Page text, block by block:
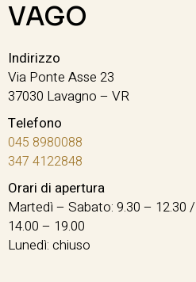
VAGO
Indirizzo
Via Ponte Asse 23
37030 Lavagno – VR
Telefono
045 8980088
347 4122848
Orari di apertura
Martedì – Sabato: 9.30 – 12.30 /
14.00 – 19.00
Lunedì: chiuso